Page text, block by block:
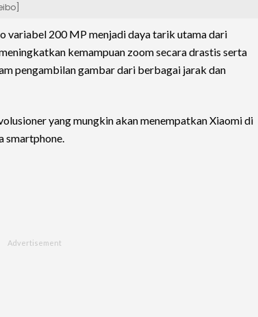
variabel 200 MP menjadi daya tarik utama dari
kemampuan zoom secara drastis serta
pengambilan gambar dari berbagai jarak dan
yang mungkin akan menempatkan Xiaomi di
smartphone.